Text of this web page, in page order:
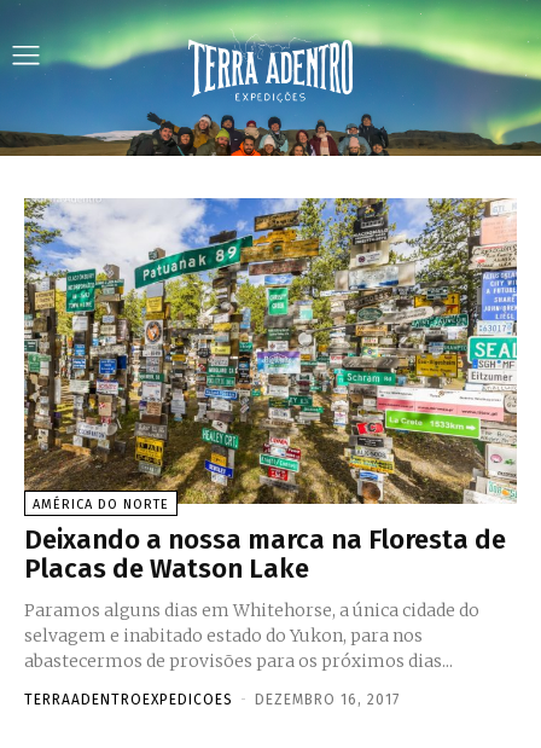
AMÉRICA DO NORTE
Deixando a nossa marca na Floresta de
Placas de Watson Lake
Paramos alguns dias em Whitehorse, a única cidade do
selvagem e inabitado estado do Yukon, para nos
abastecermos de provisões para os próximos dias...
TERRAADENTROEXPEDICOES - DEZEMBRO 16, 2017